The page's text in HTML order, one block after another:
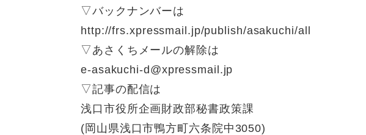
▽バックナンバーは
http://frs.xpressmail.jp/publish/asakuchi/all
▽あさくちメールの解除は
e-asakuchi-d@xpressmail.jp
▽記事の配信は
浅口市役所企画財政部秘書政策課
(岡山県浅口市鴨方町六条院中3050)